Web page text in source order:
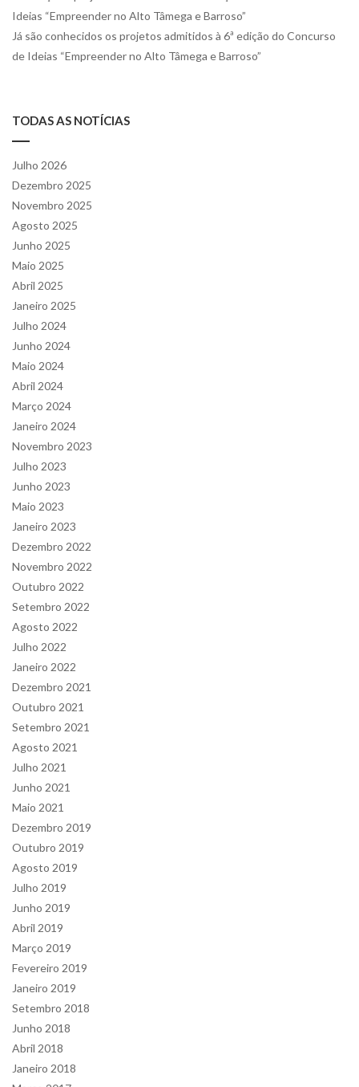
Ideias “Empreender no Alto Tâmega e Barroso”
Já são conhecidos os projetos admitidos à 6ª edição do Concurso
de Ideias “Empreender no Alto Tâmega e Barroso”
TODAS AS NOTÍCIAS
Julho 2026
Dezembro 2025
Novembro 2025
Agosto 2025
Junho 2025
Maio 2025
Abril 2025
Janeiro 2025
Julho 2024
Junho 2024
Maio 2024
Abril 2024
Março 2024
Janeiro 2024
Novembro 2023
Julho 2023
Junho 2023
Maio 2023
Janeiro 2023
Dezembro 2022
Novembro 2022
Outubro 2022
Setembro 2022
Agosto 2022
Julho 2022
Janeiro 2022
Dezembro 2021
Outubro 2021
Setembro 2021
Agosto 2021
Julho 2021
Junho 2021
Maio 2021
Dezembro 2019
Outubro 2019
Agosto 2019
Julho 2019
Junho 2019
Abril 2019
Março 2019
Fevereiro 2019
Janeiro 2019
Setembro 2018
Junho 2018
Abril 2018
Janeiro 2018